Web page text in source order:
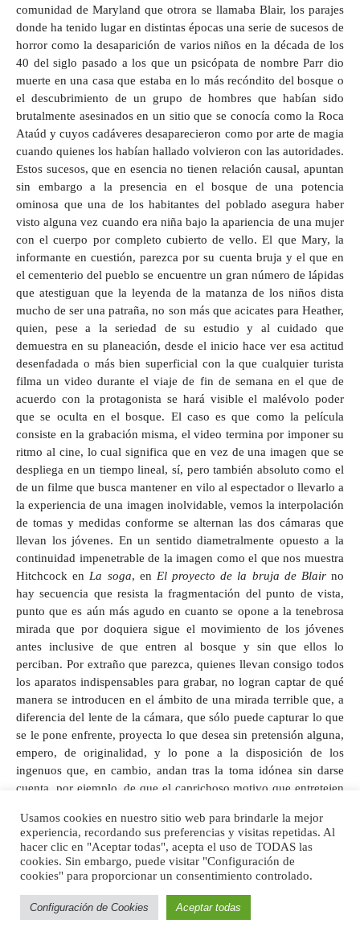
comunidad de Maryland que otrora se llamaba Blair, los parajes
donde ha tenido lugar en distintas épocas una serie de sucesos de
horror como la desaparición de varios niños en la década de los
40 del siglo pasado a los que un psicópata de nombre Parr dio
muerte en una casa que estaba en lo más recóndito del bosque o
el descubrimiento de un grupo de hombres que habían sido
brutalmente asesinados en un sitio que se conocía como la Roca
Ataúd y cuyos cadáveres desaparecieron como por arte de magia
cuando quienes los habían hallado volvieron con las autoridades.
Estos sucesos, que en esencia no tienen relación causal, apuntan
sin embargo a la presencia en el bosque de una potencia
ominosa que una de los habitantes del poblado asegura haber
visto alguna vez cuando era niña bajo la apariencia de una mujer
con el cuerpo por completo cubierto de vello. El que Mary, la
informante en cuestión, parezca por su cuenta bruja y el que en
el cementerio del pueblo se encuentre un gran número de lápidas
que atestiguan que la leyenda de la matanza de los niños dista
mucho de ser una patraña, no son más que acicates para Heather,
quien, pese a la seriedad de su estudio y al cuidado que
demuestra en su planeación, desde el inicio hace ver esa actitud
desenfadada o más bien superficial con la que cualquier turista
filma un video durante el viaje de fin de semana en el que de
acuerdo con la protagonista se hará visible el malévolo poder
que se oculta en el bosque. El caso es que como la película
consiste en la grabación misma, el video termina por imponer su
ritmo al cine, lo cual significa que en vez de una imagen que se
despliega en un tiempo lineal, sí, pero también absoluto como el
de un filme que busca mantener en vilo al espectador o llevarlo a
la experiencia de una imagen inolvidable, vemos la interpolación
de tomas y medidas conforme se alternan las dos cámaras que
llevan los jóvenes. En un sentido diametralmente opuesto a la
continuidad impenetrable de la imagen como el que nos muestra
Hitchcock en La soga, en El proyecto de la bruja de Blairno
hay secuencia que resista la fragmentación del punto de vista,
punto que es aún más agudo en cuanto se opone a la tenebrosa
mirada que por doquiera sigue el movimiento de los jóvenes
antes inclusive de que entren al bosque y sin que ellos lo
perciban. Por extraño que parezca, quienes llevan consigo todos
los aparatos indispensables para grabar, no logran captar de qué
manera se introducen en el ámbito de una mirada terrible que, a
diferencia del lente de la cámara, que sólo puede capturar lo que
se le pone enfrente, proyecta lo que desea sin pretensión alguna,
empero, de originalidad, y lo pone a la disposición de los
ingenuos que, en cambio, andan tras la toma idónea sin darse
cuenta, por ejemplo, de que el caprichoso motivo que entretejen
bruja que les cuentan su encuentro de niña con la que
supuestamente vive en el bosque, es el mismo que tienen las
extrañas figuras que se encuentran de pronto colgadas en los
árboles del bosque y que aunquea primera vistano tienen nada
de perturbador, resultan aterradoras porque muestran a las claras
la presencia de alguien en el entorno, alguien que no se deja ver
Usamos cookies en nuestro sitio web para brindarle la mejor
experiencia, recordando sus preferencias y visitas repetidas. Al
hacer clic en "Aceptar todas", acepta el uso de TODAS las
cookies. Sin embargo, puede visitar "Configuración de
cookies" para proporcionar un consentimiento controlado.
Configuración de Cookies Aceptar todas